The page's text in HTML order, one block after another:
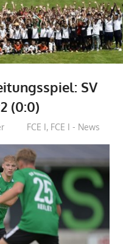
SV
(0:0)
FCE I, FCE I - News